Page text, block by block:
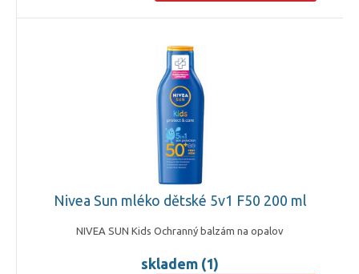
Nivea Sun mléko dětské 5v1 F50 200 ml
NIVEA SUN Kids Ochranný balzám na opalov
skladem (1)